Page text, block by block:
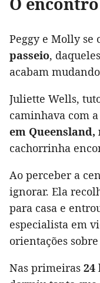
Peggy e Molly se
passeio,
acabam
Juliette Wells,
caminhava com
em
cachorrinha
Ao perceber a
ignorar. Ela
para casa e
especialista em
orientações
Nas primeiras 24